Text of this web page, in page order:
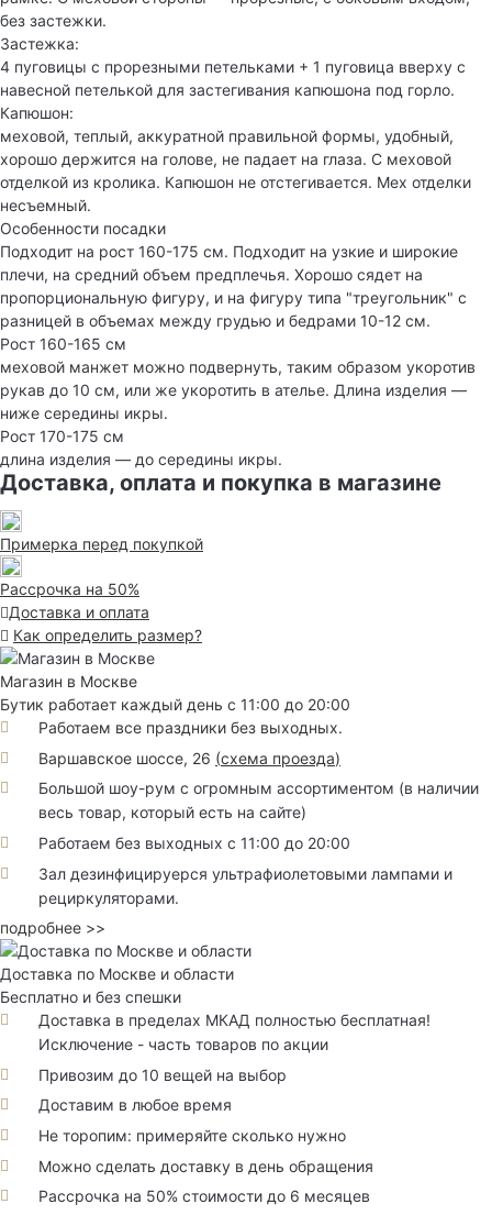
без застежки.
Застежка:
4 пуговицы с прорезными петельками + 1 пуговица вверху с
навесной петелькой для застегивания капюшона под горло.
Капюшон:
меховой, теплый, аккуратной правильной формы, удобный,
хорошо держится на голове, не падает на глаза. С меховой
отделкой из кролика. Капюшон не отстегивается. Мех отделки
несъемный.
Особенности посадки
Подходит на рост 160-175 см. Подходит на узкие и широкие
плечи, на средний объем предплечья. Хорошо сядет на
пропорциональную фигуру, и на фигуру типа "треугольник" с
разницей в объемах между грудью и бедрами 10-12 см.
Рост 160-165 см
меховой манжет можно подвернуть, таким образом укоротив
рукав до 10 см, или же укоротить в ателье. Длина изделия —
ниже середины икры.
Рост 170-175 см
длина изделия — до середины икры.
Доставка, оплата и покупка в магазине
Примерка перед покупкой
Рассрочка на 50%
Доставка и оплата
Как определить размер?
Магазин в Москве
Бутик работает каждый день с 11:00 до 20:00
Работаем все праздники без выходных.
Варшавское шоссе, 26 (схема проезда)
Большой шоу-рум с огромным ассортиментом (в наличии
весь товар, который есть на сайте)
Работаем без выходных с 11:00 до 20:00
Зал дезинфицируерся ультрафиолетовыми лампами и
рециркуляторами.
подробнее >>
Доставка по Москве и области
Бесплатно и без спешки
Доставка в пределах МКАД полностью бесплатная!
Исключение - часть товаров по акции
Привозим до 10 вещей на выбор
Доставим в любое время
Не торопим: примеряйте сколько нужно
Можно сделать доставку в день обращения
Рассрочка на 50% стоимости до 6 месяцев